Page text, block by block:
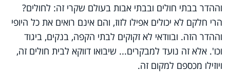
וההדר בבתי חולים ובבתי אבות בעולם שקרי זה: לחולים?
הרי חלקם לא יכולים אפילו לזוז, והם אינם רואים את כל היופי
וההדר הזה. ובוודאי לא זקוקים לבתי הקפה, בנקים, ביגוד
וכו'. אלא זה נועד למבקרים... שיבואו דווקא לבית חולים זה,
ויוזילו מכספם למקום זה.